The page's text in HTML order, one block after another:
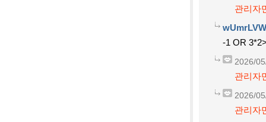
관리자
-1 OR
2026/
관리자
2026/
관리자